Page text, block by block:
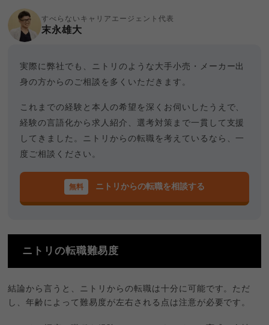
すべらないキャリアエージェント代表
末永雄大
実際に弊社でも、ニトリのような大手小売・メーカー出
身の方からのご相談を多くいただきます。
これまでの経験と本人の希望を深くお伺いしたうえで、
経験の言語化から求人紹介、選考対策まで一貫して支援
してきました。ニトリからの転職を考えているなら、一
度ご相談ください。
ニトリからの転職を相談する
ニトリの転職難易度
結論から言うと、ニトリからの転職は十分に可能です。ただ
し、年齢によって難易度が左右される点は注意が必要です。